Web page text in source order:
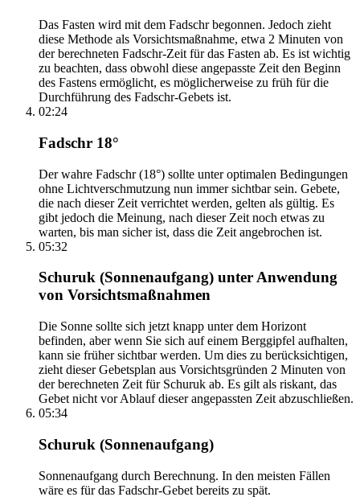
Das Fasten wird mit dem Fadschr begonnen. Jedoch zieht
diese Methode als Vorsichtsmaßnahme, etwa 2 Minuten von
der berechneten Fadschr-Zeit für das Fasten ab. Es ist wichtig
zu beachten, dass obwohl diese angepasste Zeit den Beginn
des Fastens ermöglicht, es möglicherweise zu früh für die
Durchführung des Fadschr-Gebets ist.
02:24
Fadschr 18°
Der wahre Fadschr (18°) sollte unter optimalen Bedingungen
ohne Lichtverschmutzung nun immer sichtbar sein. Gebete,
die nach dieser Zeit verrichtet werden, gelten als gültig. Es
gibt jedoch die Meinung, nach dieser Zeit noch etwas zu
warten, bis man sicher ist, dass die Zeit angebrochen ist.
05:32
Schuruk (Sonnenaufgang) unter Anwendung
von Vorsichtsmaßnahmen
Die Sonne sollte sich jetzt knapp unter dem Horizont
befinden, aber wenn Sie sich auf einem Berggipfel aufhalten,
kann sie früher sichtbar werden. Um dies zu berücksichtigen,
zieht dieser Gebetsplan aus Vorsichtsgründen 2 Minuten von
der berechneten Zeit für Schuruk ab. Es gilt als riskant, das
Gebet nicht vor Ablauf dieser angepassten Zeit abzuschließen.
05:34
Schuruk (Sonnenaufgang)
Sonnenaufgang durch Berechnung. In den meisten Fällen
wäre es für das Fadschr-Gebet bereits zu spät.